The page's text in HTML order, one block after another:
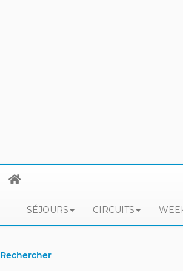
SÉJOURS CIRCUITS
Rechercher